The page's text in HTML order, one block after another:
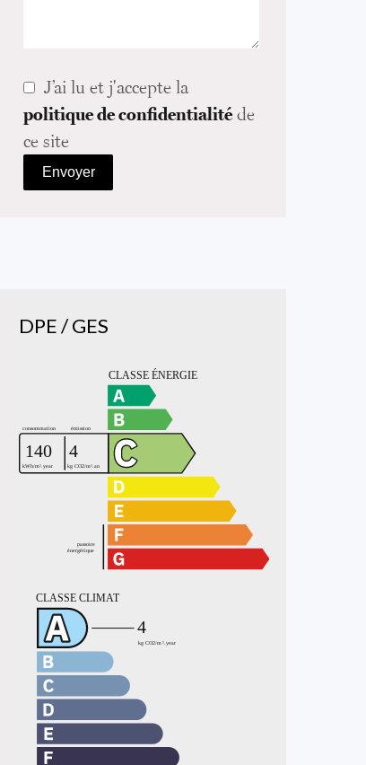
J’ai lu et j'accepte la
politique de confidentialitéde
ce site
Envoyer
DPE / GES